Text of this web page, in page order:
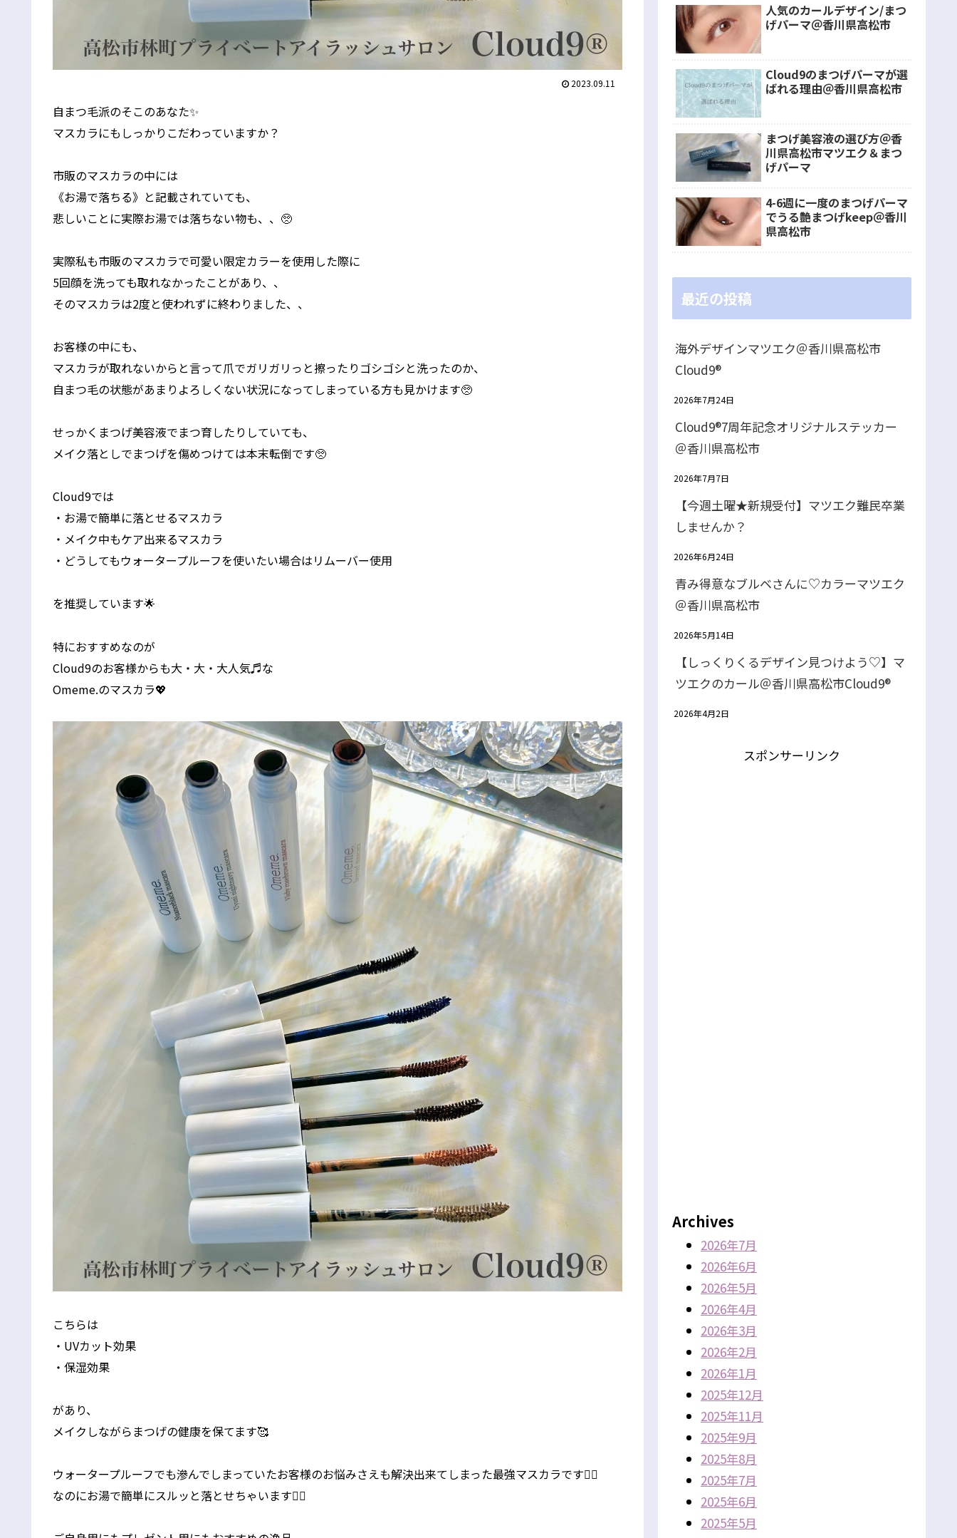
2023.09.11
自まつ毛派のそこのあなた✨
マスカラにもしっかりこだわっていますか？
市販のマスカラの中には
《お湯で落ちる》と記載されていても、
悲しいことに実際お湯では落ちない物も、、🥺
実際私も市販のマスカラで可愛い限定カラーを使用した際に
5回顔を洗っても取れなかったことがあり、、
そのマスカラは2度と使われずに終わりました、、
お客様の中にも、
マスカラが取れないからと言って爪でガリガリっと擦ったりゴシゴシと洗ったのか、
自まつ毛の状態があまりよろしくない状況になってしまっている方も見かけます🥺
せっかくまつげ美容液でまつ育したりしていても、
メイク落としでまつげを傷めつけては本末転倒です🥺
Cloud9では
・お湯で簡単に落とせるマスカラ
・メイク中もケア出来るマスカラ
・どうしてもウォータープルーフを使いたい場合はリムーバー使用
を推奨しています🌟
特におすすめなのが
Cloud9のお客様からも大・大・大人気♬な
Omeme.のマスカラ💖
こちらは
・UVカット効果
・保湿効果
があり、
メイクしながらまつげの健康を保てます🥰
ウォータープルーフでも滲んでしまっていたお客様のお悩みさえも解決出来てしまった最強マスカラです❤️‍🔥
なのにお湯で簡単にスルッと落とせちゃいます❤️‍🔥
人気のカールデザイン/まつ
げパーマ＠香川県高松市
Cloud9のまつげパーマが選
ばれる理由＠香川県高松市
まつげ美容液の選び方＠香
川県高松市マツエク＆まつ
げパーマ
4-6週に一度のまつげパーマ
でうる艶まつげkeep＠香川
県高松市
最近の投稿
海外デザインマツエク＠香川県高松市
Cloud9®
2026年7月24日
Cloud9®7周年記念オリジナルステッカー
＠香川県高松市
2026年7月7日
【今週土曜★新規受付】マツエク難民卒業
しませんか？
2026年6月24日
青み得意なブルベさんに♡カラーマツエク
＠香川県高松市
2026年5月14日
【しっくりくるデザイン見つけよう♡】マ
ツエクのカール＠香川県高松市Cloud9®
2026年4月2日
スポンサーリンク
Archives
2026年7月
2026年6月
2026年5月
2026年4月
2026年3月
2026年2月
2026年1月
2025年12月
2025年11月
2025年9月
2025年8月
2025年7月
2025年6月
2025年5月